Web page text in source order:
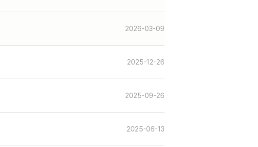
2026-03-09
2025-12-26
2025-09-26
2025-06-13